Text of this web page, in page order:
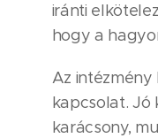
iránti
hogy a
Az
kapcsolat. Jó
karácsony,